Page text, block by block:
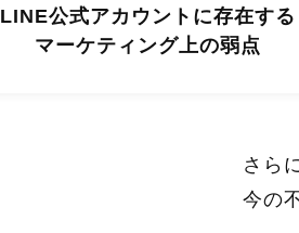
LINE公式アカウントに存在する
マーケティング上の弱点
さら
今の